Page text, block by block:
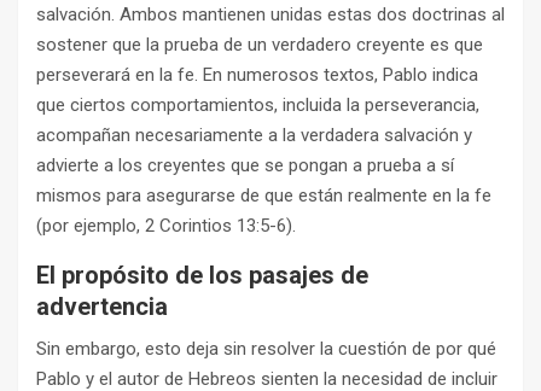
salvación. Ambos mantienen unidas estas dos doctrinas al
sostener que la prueba de un verdadero creyente es que
perseverará en la fe. En numerosos textos, Pablo indica
que ciertos comportamientos, incluida la perseverancia,
acompañan necesariamente a la verdadera salvación y
advierte a los creyentes que se pongan a prueba a sí
mismos para asegurarse de que están realmente en la fe
(por ejemplo, 2 Corintios 13:5-6).
El propósito de los pasajes de
advertencia
Sin embargo, esto deja sin resolver la cuestión de por qué
Pablo y el autor de Hebreos sienten la necesidad de incluir